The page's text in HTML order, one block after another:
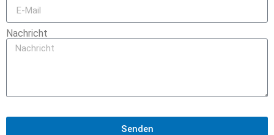
Nachricht
Senden